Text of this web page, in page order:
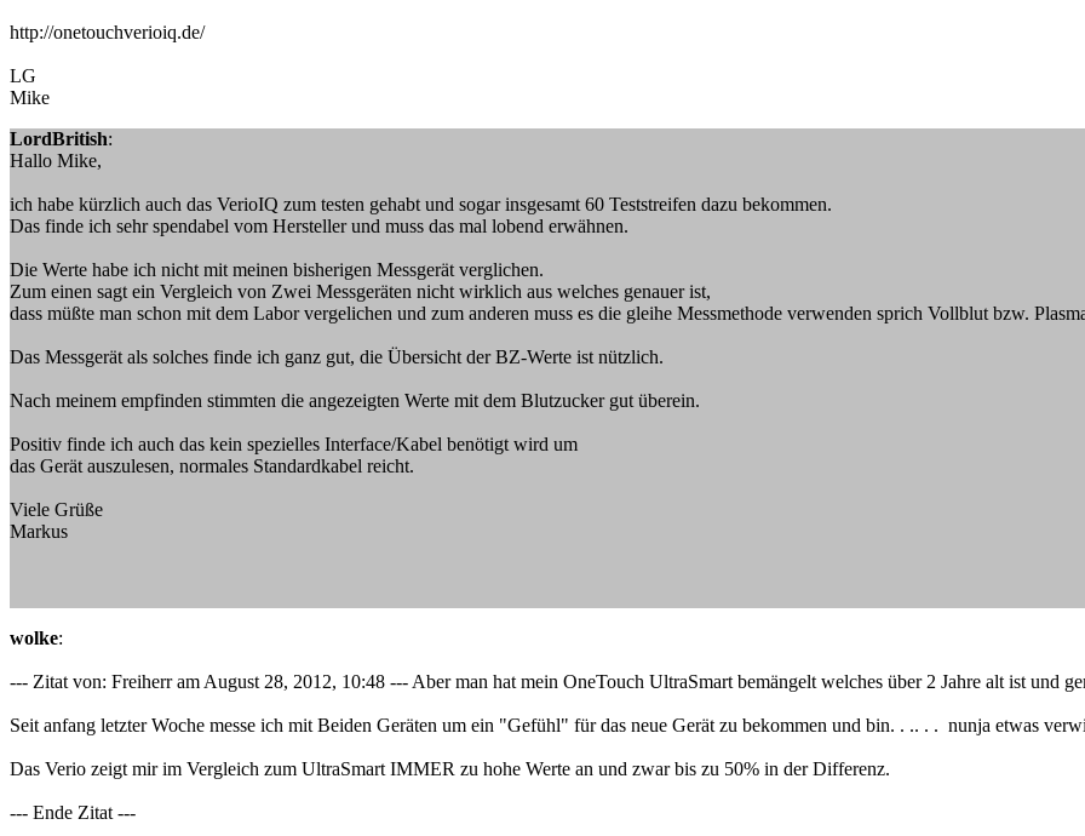
http://onetouchverioiq.de/
LG
Mike
LordBritish:
Hallo Mike,
ich habe kürzlich auch das VerioIQ zum testen gehabt und sogar insgesamt 60 Teststreifen dazu bekommen.
Das finde ich sehr spendabel vom Hersteller und muss das mal lobend erwähnen.
Die Werte habe ich nicht mit meinen bisherigen Messgerät verglichen.
Zum einen sagt ein Vergleich von Zwei Messgeräten nicht wirklich aus welches genauer ist,
dass müßte man schon mit dem Labor vergelichen und zum anderen muss es die gleihe Messmethode verwenden sprich Vollblut bzw.
Das Messgerät als solches finde ich ganz gut, die Übersicht der BZ-Werte ist nützlich.
Nach meinem empfinden stimmten die angezeigten Werte mit dem Blutzucker gut überein.
Positiv finde ich auch das kein spezielles Interface/Kabel benötigt wird um
das Gerät auszulesen, normales Standardkabel reicht.
Viele Grüße
Markus
wolke:
--- Zitat von: Freiherr am August 28, 2012, 10:48 --- Aber man hat mein OneTouch UltraSmart bemängelt welches über 2 Jahre alt ist und
Seit anfang letzter Woche messe ich mit Beiden Geräten um ein "Gefühl" für das neue Gerät zu bekommen und bin. . .. . . nunja etwas
Das Verio zeigt mir im Vergleich zum UltraSmart IMMER zu hohe Werte an und zwar bis zu 50% in der Differenz.
--- Ende Zitat ---